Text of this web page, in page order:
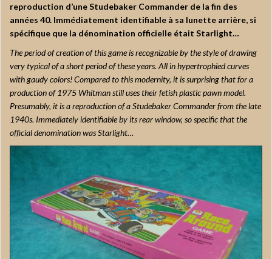
reproduction d’une Studebaker Commander de la fin des
années 40. Immédiatement identifiable à sa lunette arrière, si
spécifique que la dénomination officielle était Starlight…
The period of creation of this game is recognizable by the style of drawing
very typical of a short period of these years. All in hypertrophied curves
with gaudy colors! Compared to this modernity, it is surprising that for a
production of 1975 Whitman still uses their fetish plastic pawn model.
Presumably, it is a reproduction of a Studebaker Commander from the late
1940s. Immediately identifiable by its rear window, so specific that the
official denomination was Starlight…